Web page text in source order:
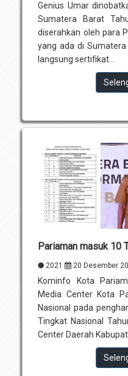
Genius Umar
Sumatera Barat
diserahkan oleh para
yang ada di
langsung sertifikat...
Pariaman masuk 10
2021 20 Desember
Kominfo Kota
Media Center Kota
Nasional pada
Tingkat Nasional
Center Daerah